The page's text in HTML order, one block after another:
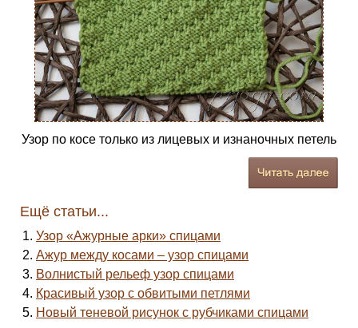
Узор по косе только из лицевых и изнаночных петель
Ещё статьи...
Узор «Ажурные арки» спицами
Ажур между косами – узор спицами
Волнистый рельеф узор спицами
Красивый узор с обвитыми петлями
Новый теневой рисунок с рубчиками спицами